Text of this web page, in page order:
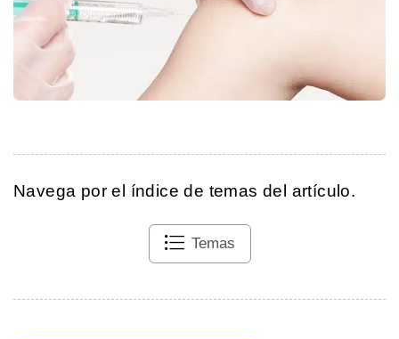
Navega por el índice de temas del artículo.
Temas